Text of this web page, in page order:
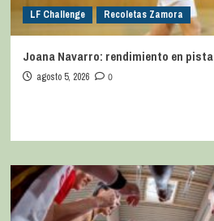
LF Challenge Recoletas Zamora
Joana Navarro: rendimiento en pista
agosto 5, 2026 0